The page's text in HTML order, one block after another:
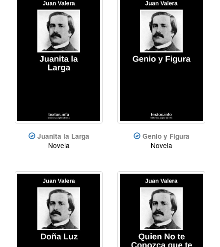
Juanita la Larga
Novela
Genio y Figura
Novela